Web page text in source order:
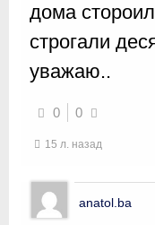
дома
строгали
уважаю..
0 0
15 л. назад
anatol.ba